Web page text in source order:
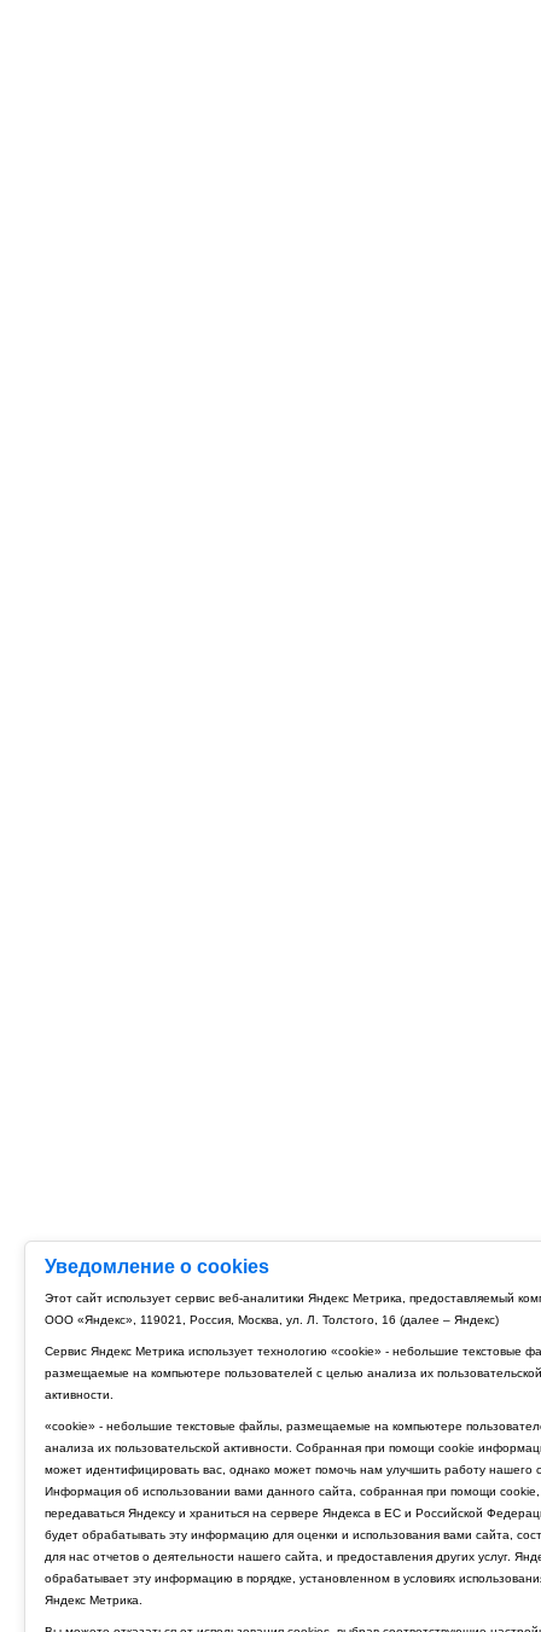
Уведомление о cookies
Этот сайт использует сервис веб-аналитики Яндекс Метрика, предоставляемый
ООО «Яндекс», 119021, Россия, Москва, ул. Л. Толстого, 16 (далее – Яндекс)
Сервис Яндекс Метрика использует технологию «cookie» - небольшие текстовые
размещаемые на компьютере пользователей с целью анализа их пользовательской
активности.
«cookie» - небольшие текстовые файлы, размещаемые на компьютере
анализа их пользовательской активности. Собранная при помощи cookie
может идентифицировать вас, однако может помочь нам улучшить работу нашего
Информация об использовании вами данного сайта, собранная при помощи cookie,
передаваться Яндексу и храниться на сервере Яндекса в ЕС и Российской
будет обрабатывать эту информацию для оценки и использования вами сайта,
для нас отчетов о деятельности нашего сайта, и предоставления других услуг.
обрабатывает эту информацию в порядке, установленном в условиях
Яндекс Метрика.